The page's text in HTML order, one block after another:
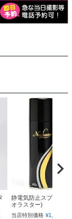
静電気防止スプレー(ネ
オラスター)
当店特別価格 ¥1,760